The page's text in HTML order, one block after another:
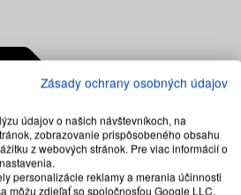
Zásady ochrany osobných údajov
údajov o našich návštevníkoch, na
zobrazovanie prispôsobeného obsahu
z webových stránok. Pre viac informácií o
personalizácie reklamy a merania účinnosti
môžu zdieľať so spoločnosťou Google LLC,